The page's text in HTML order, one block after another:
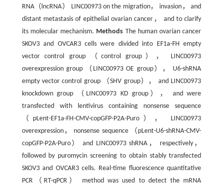
RNA（lncRNA） LINC00973 on the migration， invasion， and
distant metastasis of epithelial ovarian cancer， and to clarify
its molecular mechanism. Methods The human ovarian cancer
SKOV3 and OVCAR3 cells were divided into EF1a-FH empty
vector control group （control group）， LINC00973
overexpression group （LINC00973 OE group）， U6-shRNA
empty vector control group （SHV group）， and LINC00973
knockdown group （LINC00973 KD group）， and were
transfected with lentivirus containing nonsense sequence
（pLent-EF1a-FH-CMV-copGFP-P2A-Puro）， LINC00973
overexpression， nonsense sequence （pLent-U6-shRNA-CMV-
copGFP-P2A-Puro） and LINC00973 shRNA， respectively，
followed by puromycin screening to obtain stably transfected
SKOV3 and OVCAR3 cells. Real-time fluorescence quantitative
PCR（RT-qPCR） method was used to detect the mRNA